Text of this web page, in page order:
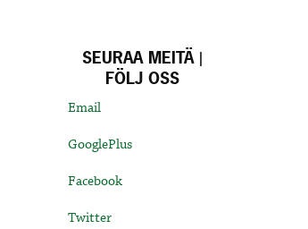
SEURAA MEITÄ |
FÖLJ OSS
Email
GooglePlus
Facebook
Twitter